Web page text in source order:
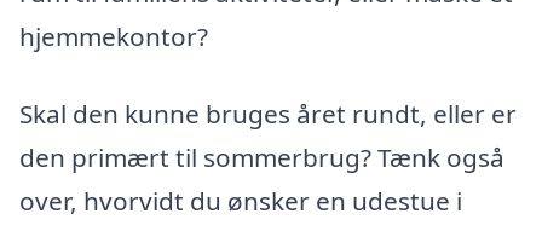
hjemmekontor?
Skal den kunne bruges året rundt, eller er
den primært til sommerbrug? Tænk også
over, hvorvidt du ønsker en udestue i